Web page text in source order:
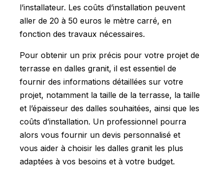
l’installateur. Les coûts d’installation peuvent
aller de 20 à 50 euros le mètre carré, en
fonction des travaux nécessaires.
Pour obtenir un prix précis pour votre projet de
terrasse en dalles granit, il est essentiel de
fournir des informations détaillées sur votre
projet, notamment la taille de la terrasse, la taille
et l’épaisseur des dalles souhaitées, ainsi que les
coûts d’installation. Un professionnel pourra
alors vous fournir un devis personnalisé et
vous aider à choisir les dalles granit les plus
adaptées à vos besoins et à votre budget.